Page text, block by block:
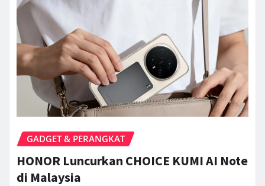
GADGET & PERANGKAT
HONOR Luncurkan CHOICE KUMI AI Note
di Malaysia